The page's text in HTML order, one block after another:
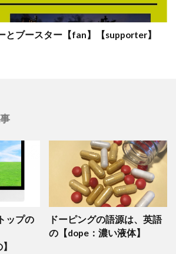
とブースター【fan】【supporter】
ップの
ドーピングの語源は、英語
の【dope：濃い液体】